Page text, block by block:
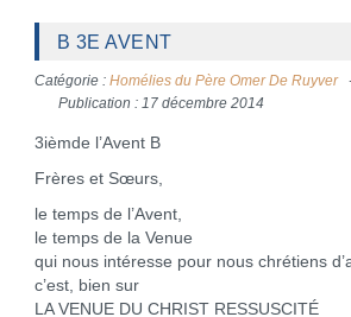
B 3E AVENT
Catégorie : Homélies du Père Omer De Ruyver
Publication : 17 décembre 2014
3ièmde l’Avent B
Frères et Sœurs,
le temps de l’Avent,
le temps de la Venue
qui nous intéresse pour nous chrétiens
c’est, bien sur
LA VENUE DU CHRIST RESSUSCITÉ